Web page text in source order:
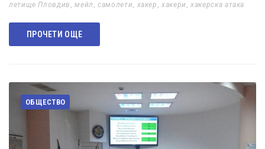
летище Пловдив ,мейл ,самолети, хакер , хакери ,хакерска атака
ПРОЧЕТИ ОЩЕ
ОБЩЕСТВО